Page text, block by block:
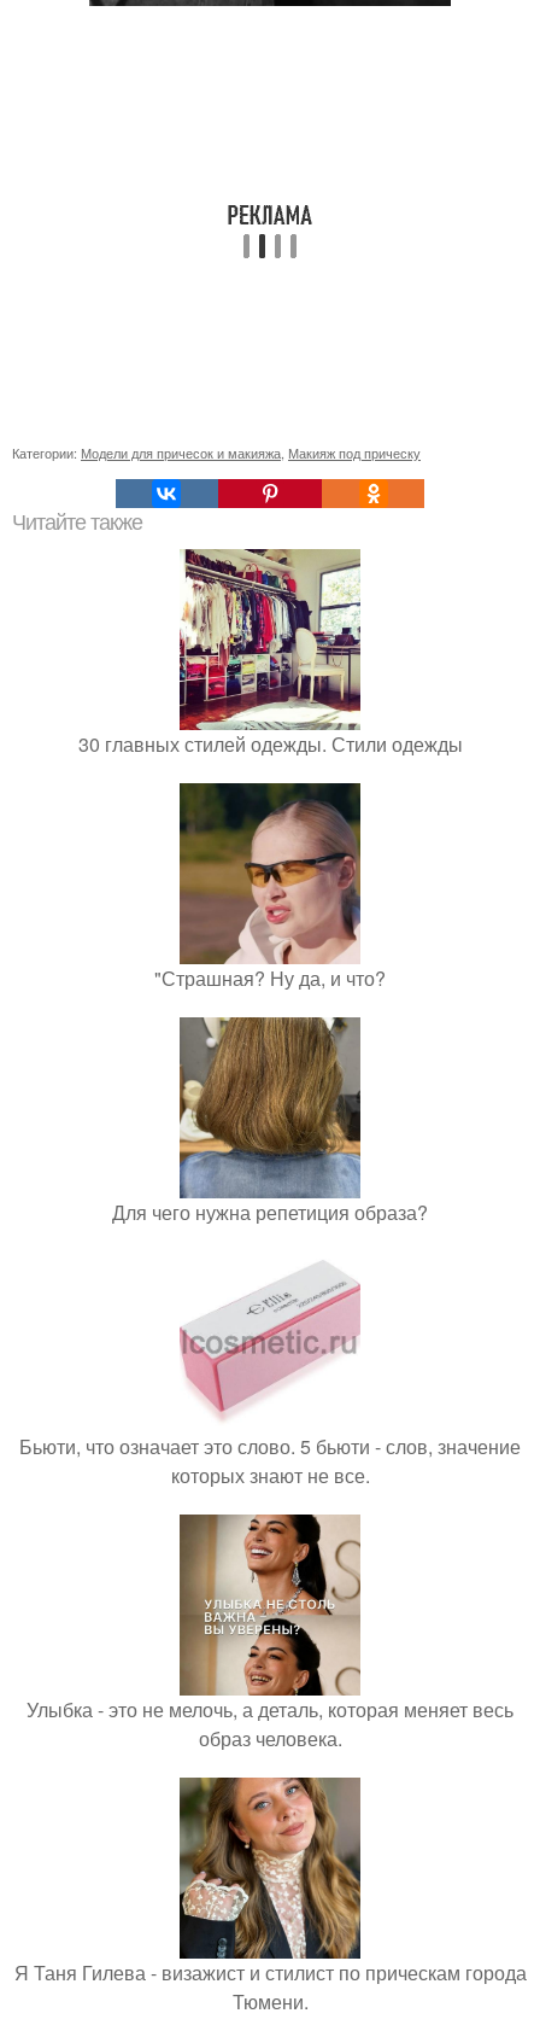
Категории: Модели для причесок и макияжа Макияж под прическу
Читайте также
30 главных стилей одежды. Стили одежды
"Страшная? Ну да, и что?
Для чего нужна репетиция образа?
Бьюти, что означает это слово. 5 бьюти - слов, значение
которых знают не все.
Улыбка - это не мелочь, а деталь, которая меняет весь
образ человека.
Я Таня Гилева - визажист и стилист по прическам города
Тюмени.